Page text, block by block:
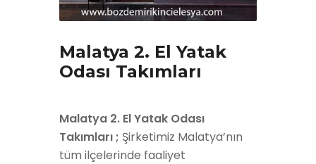
Malatya 2. El Yatak
Odası Takımları
Malatya 2. El Yatak Odası
Takımları ; Şirketimiz Malatya’nın
tüm ilçelerinde faaliyet